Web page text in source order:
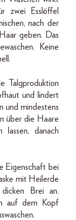
zwei Esslöffel
nach der
geben. Das
Keine
Talgproduktion
und lindert
und mindestens
über die Haare
danach
Eigenschaft bei
mit Heilerde
Brei an.
auf dem Kopf